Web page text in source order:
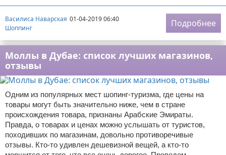
Василиса Наварская 01-04-2019 06:40
Шоппинг
Подробнее
Моллы в Дубае: список лучших магазинов,
отзывы
Одним из популярных мест шопинг-туризма, где цены на
товары могут быть значительно ниже, чем в стране
происхождения товара, признаны Арабские Эмираты.
Правда, о товарах и ценах можно услышать от туристов,
походивших по магазинам, довольно противоречивые
отзывы. Кто-то удивлен дешевизной вещей, а кто-то